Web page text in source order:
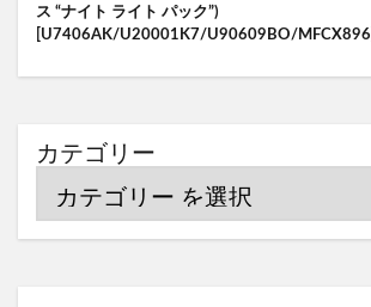
ス “ナイト ライト パック”)
[U7406AK/U20001K7/U90609BO/MFCX896]
カテゴリー